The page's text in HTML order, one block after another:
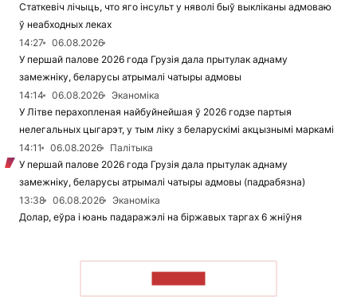
Статкевіч лічыць, что яго інсульт у няволі быў выкліканы адмоваю
ў неабходных леках
14:27
06.08.2026
У першай палове 2026 года Грузія дала прытулак аднаму
замежніку, беларусы атрымалі чатыры адмовы
14:14
06.08.2026
Эканоміка
У Літве перахопленая найбуйнейшая ў 2026 годзе партыя
нелегальных цыгарэт, у тым ліку з беларускімі акцызнымі маркамі
14:11
06.08.2026
Палітыка
У першай палове 2026 года Грузія дала прытулак аднаму
замежніку, беларусы атрымалі чатыры адмовы (падрабязна)
13:38
06.08.2026
Эканоміка
Долар, еўра і юань падаражэлі на біржавых таргах 6 жніўня